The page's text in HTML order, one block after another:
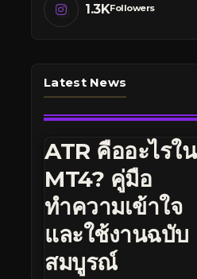
1.3KFollowers
Latest News
ATR คืออะไรใน
MT4? คู่มือ
ทำความเข้าใจ
และใช้งานฉบับ
สมบูรณ์